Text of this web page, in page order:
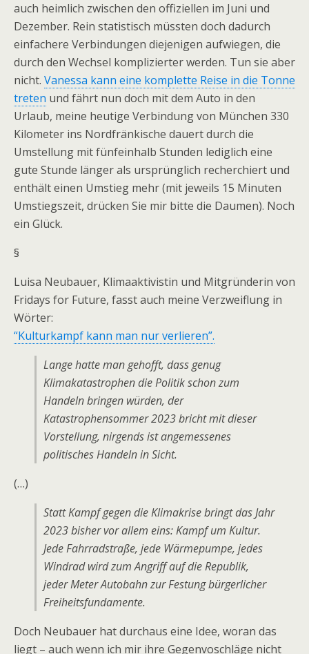
auch heimlich zwischen den offiziellen im Juni und
Dezember. Rein statistisch müssten doch dadurch
einfachere Verbindungen diejenigen aufwiegen, die
durch den Wechsel komplizierter werden. Tun sie aber
nicht. Vanessa kann eine komplette Reise in die Tonne
treten und fährt nun doch mit dem Auto in den
Urlaub, meine heutige Verbindung von München 330
Kilometer ins Nordfränkische dauert durch die
Umstellung mit fünfeinhalb Stunden lediglich eine
gute Stunde länger als ursprünglich recherchiert und
enthält einen Umstieg mehr (mit jeweils 15 Minuten
Umstiegszeit, drücken Sie mir bitte die Daumen). Noch
ein Glück.
§
Luisa Neubauer, Klimaaktivistin und Mitgründerin von
Fridays for Future, fasst auch meine Verzweiflung in
Wörter:
“Kulturkampf kann man nur verlieren”.
Lange hatte man gehofft, dass genug
Klimakatastrophen die Politik schon zum
Handeln bringen würden, der
Katastrophensommer 2023 bricht mit dieser
Vorstellung, nirgends ist angemessenes
politisches Handeln in Sicht.
(…)
Statt Kampf gegen die Klimakrise bringt das Jahr
2023 bisher vor allem eins: Kampf um Kultur.
Jede Fahrradstraße, jede Wärmepumpe, jedes
Windrad wird zum Angriff auf die Republik,
jeder Meter Autobahn zur Festung bürgerlicher
Freiheitsfundamente.
Doch Neubauer hat durchaus eine Idee, woran das
liegt – auch wenn ich mir ihre Gegenvoschläge nicht